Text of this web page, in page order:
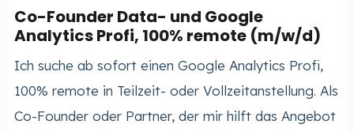
Co-Founder Data- und Google
Analytics Profi, 100% remote (m/w/d)
Ich suche ab sofort einen Google Analytics Profi,
100% remote in Teilzeit- oder Vollzeitanstellung. Als
Co-Founder oder Partner, der mir hilft das Angebot